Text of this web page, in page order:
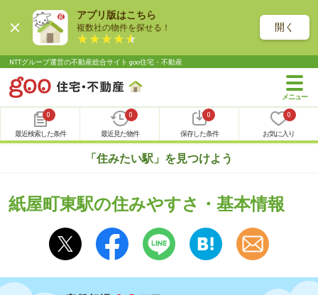
アプリ版はこちら
複数社の物件を探せる！ 開く
NTTグループ運営の不動産総合サイト goo住宅・不動産
0
最近検索した条件
0
最近見た物件
0
保存した条件
0
お気に入り
「住みたい駅」を見つけよう
紙屋町東駅の住みやすさ・基本情報